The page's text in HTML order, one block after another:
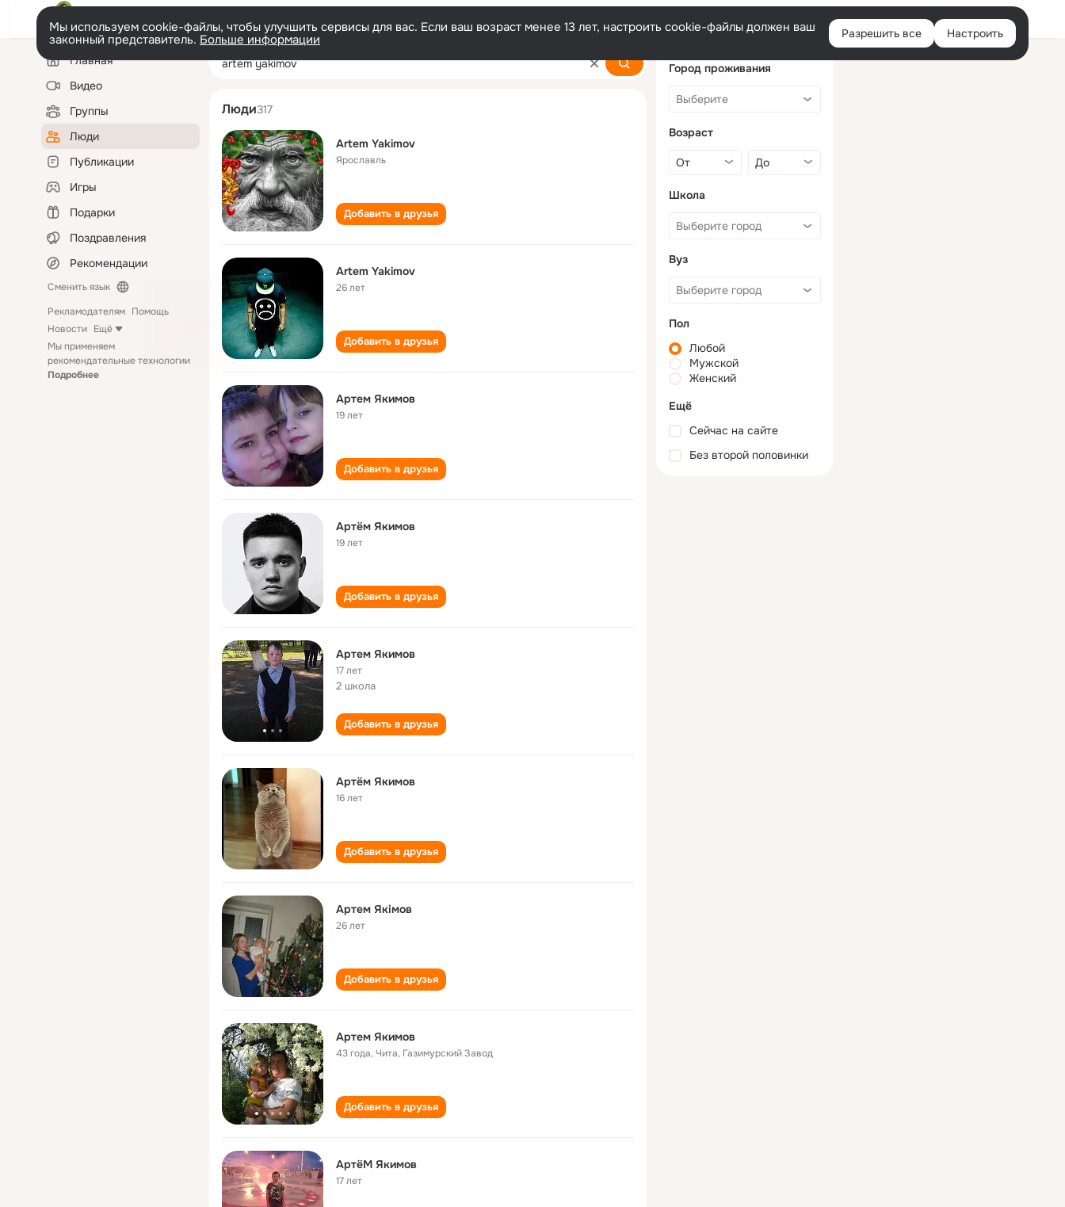
Войти
Мы используем cookie-файлы, чтобы улучшить сервисы для вас. Если ваш возраст менее 13 лет, настроить cookie-файлы должен ваш
законный представитель. Больше информации Разрешить все Настроить
Левая
колонкаГлавная
Видео
Группы
Люди
Публикации
Игры
Подарки
Поздравления
Рекомендации
Сменить язык
Рекламодателям Помощь
Новости Ещё
Мы применяем
рекомендательные технологии
Подробнее
artem yakimov
Люди317
Artem Yakimov
Ярославль
Добавить в друзья
Artem Yakimov
26 лет
Добавить в друзья
Артем Якимов
19 лет
Добавить в друзья
Артём Якимов
19 лет
Добавить в друзья
Артем Якимов
17 лет
2 школа
Добавить в друзья
Артём Якимов
16 лет
Добавить в друзья
Артем Якімов
26 лет
Добавить в друзья
Артем Якимов
43 года,Чита, Газимурский Завод
Добавить в друзья
АртëМ Якимов
17 лет
Город проживания
Возраст
Школа
Вуз
Пол
Любой
Мужской
Женский
Ещё
Сейчас на сайте
Без второй половинки